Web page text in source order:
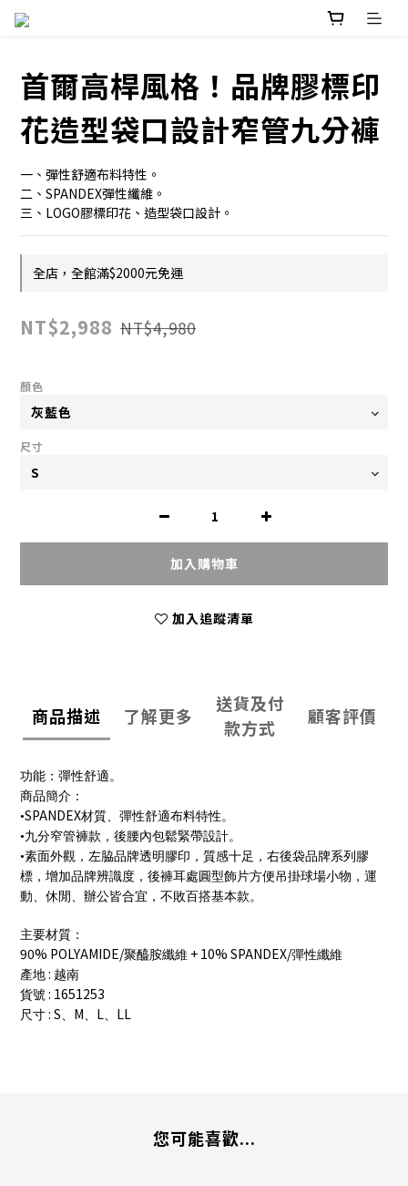
首爾高桿風格！品牌膠標印
花造型袋口設計窄管九分褲
一、彈性舒適布料特性。
二、SPANDEX彈性纖維。
三、LOGO膠標印花、造型袋口設計。
全店，全館滿$2000元免運
NT$2,988 NT$4,980
顏色
尺寸
加入購物車
加入追蹤清單
商品描述 了解更多
送貨及付
款方式
顧客評價
功能：彈性舒適。
商品簡介：
•SPANDEX材質、彈性舒適布料特性。
•九分窄管褲款，後腰內包鬆緊帶設計。
•素面外觀，左脇品牌透明膠印，質感十足，右後袋品牌系列膠
標，增加品牌辨識度，後褲耳處圓型飾片方便吊掛球場小物，運
動、休閒、辦公皆合宜，不敗百搭基本款。
主要材質：
90% POLYAMIDE/聚醯胺纖維 + 10% SPANDEX/彈性纖維
產地 : 越南
貨號 : 1651253
尺寸 : S、 M、 L、 LL
您可能喜歡...